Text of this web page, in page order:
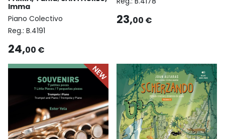
Imma
Piano Colectivo
Reg.: B.4191
24,00 €
23,00 €